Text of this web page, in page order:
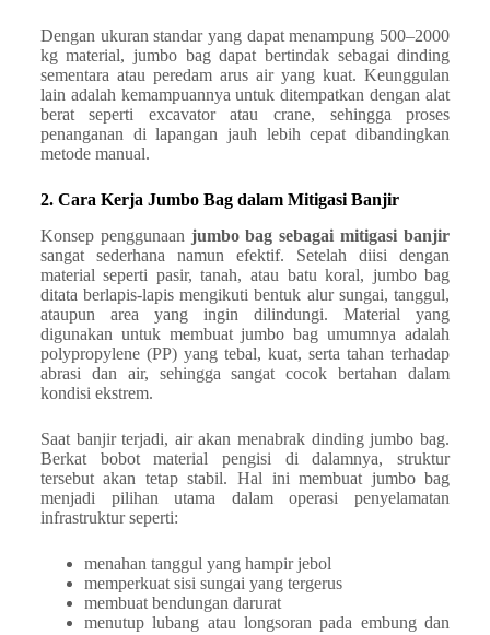
Dengan ukuran standar yang dapat menampung 500–2000
kg material, jumbo bag dapat bertindak sebagai dinding
sementara atau peredam arus air yang kuat. Keunggulan
lain adalah kemampuannya untuk ditempatkan dengan alat
berat seperti excavator atau crane, sehingga proses
penanganan di lapangan jauh lebih cepat dibandingkan
metode manual.
2. Cara Kerja Jumbo Bag dalam Mitigasi Banjir
Konsep penggunaan jumbo bag sebagai mitigasi banjir
sangat sederhana namun efektif. Setelah diisi dengan
material seperti pasir, tanah, atau batu koral, jumbo bag
ditata berlapis-lapis mengikuti bentuk alur sungai, tanggul,
ataupun area yang ingin dilindungi. Material yang
digunakan untuk membuat jumbo bag umumnya adalah
polypropylene (PP) yang tebal, kuat, serta tahan terhadap
abrasi dan air, sehingga sangat cocok bertahan dalam
kondisi ekstrem.
Saat banjir terjadi, air akan menabrak dinding jumbo bag.
Berkat bobot material pengisi di dalamnya, struktur
tersebut akan tetap stabil. Hal ini membuat jumbo bag
menjadi pilihan utama dalam operasi penyelamatan
infrastruktur seperti:
menahan tanggul yang hampir jebol
memperkuat sisi sungai yang tergerus
membuat bendungan darurat
menutup lubang atau longsoran pada embung dan